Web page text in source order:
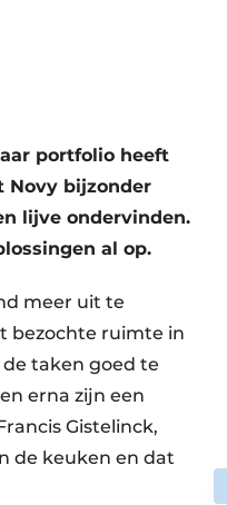
portfolio heeft
Novy bijzonder
lijve ondervinden.
al op.
meer uit te
bezochte ruimte in
taken goed te
erna zijn een
Gistelinck,
de keuken en dat